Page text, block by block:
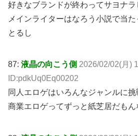
好きなブランドが終わってサヨナラ
メインライターはなろう小説で当
とるし
87: 液晶の向こう側 2026/02/02(月)
ID:pdkUq0Eq00202
同人エロゲはいろんなジャンルに
商業エロゲってずっと紙芝居だもん